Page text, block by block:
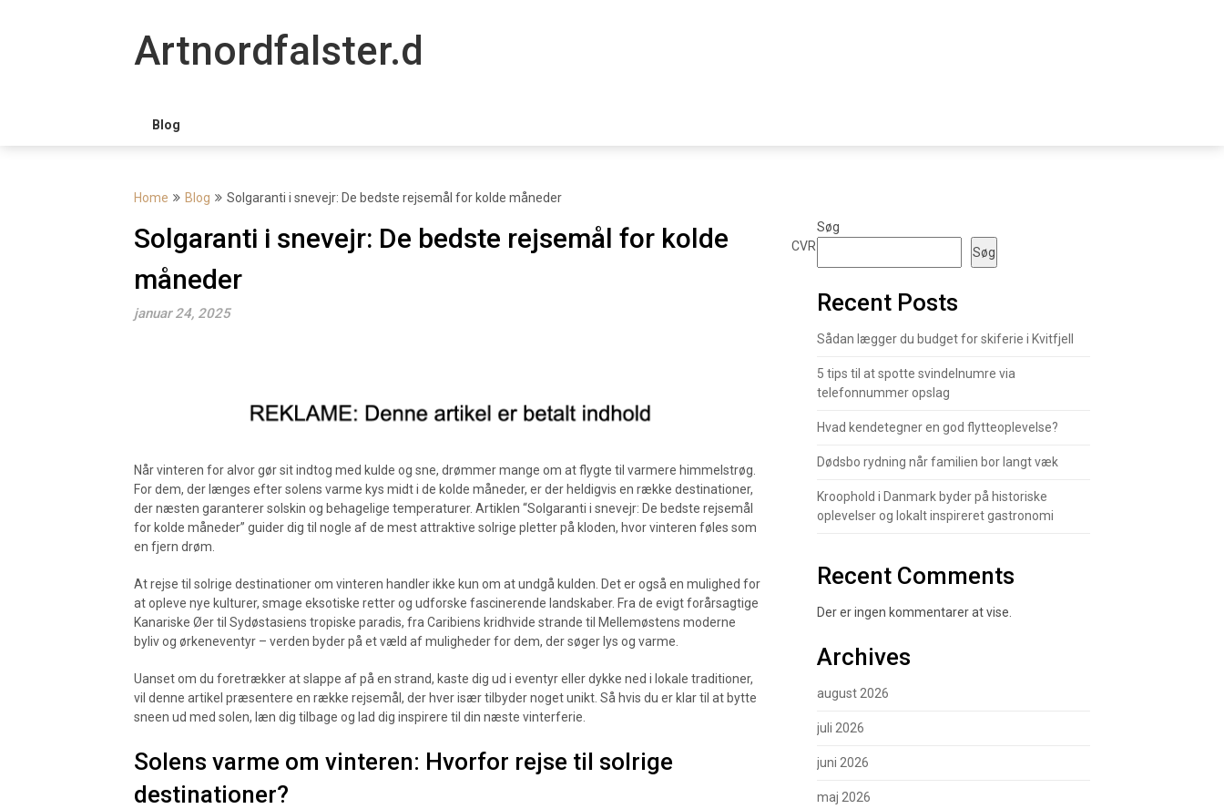
Artnordfalster.dk
Blog
Home Blog Solgaranti i snevejr: De bedste rejsemål for kolde måneder
Solgaranti i snevejr: De bedste rejsemål for kolde
måneder
januar 24, 2025
Når vinteren for alvor gør sit indtog med kulde og sne, drømmer mange om at flygte til varmere himmelstrøg.
For dem, der længes efter solens varme kys midt i de kolde måneder, er der heldigvis en række destinationer,
der næsten garanterer solskin og behagelige temperaturer. Artiklen “Solgaranti i snevejr: De bedste rejsemål
for kolde måneder” guider dig til nogle af de mest attraktive solrige pletter på kloden, hvor vinteren føles som
en fjern drøm.
At rejse til solrige destinationer om vinteren handler ikke kun om at undgå kulden. Det er også en mulighed for
at opleve nye kulturer, smage eksotiske retter og udforske fascinerende landskaber. Fra de evigt forårsagtige
Kanariske Øer til Sydøstasiens tropiske paradis, fra Caribiens kridhvide strande til Mellemøstens moderne
byliv og ørkeneventyr – verden byder på et væld af muligheder for dem, der søger lys og varme.
Uanset om du foretrækker at slappe af på en strand, kaste dig ud i eventyr eller dykke ned i lokale traditioner,
vil denne artikel præsentere en række rejsemål, der hver især tilbyder noget unikt. Så hvis du er klar til at bytte
sneen ud med solen, læn dig tilbage og lad dig inspirere til din næste vinterferie.
Solens varme om vinteren: Hvorfor rejse til solrige
destinationer?
Søg
Søg
Recent Posts
Sådan lægger du budget for skiferie i Kvitfjell
5 tips til at spotte svindelnumre via
telefonnummer opslag
Hvad kendetegner en god flytteoplevelse?
Dødsbo rydning når familien bor langt væk
Kroophold i Danmark byder på historiske
oplevelser og lokalt inspireret gastronomi
Recent Comments
Der er ingen kommentarer at vise.
Archives
august 2026
juli 2026
juni 2026
maj 2026
CVR